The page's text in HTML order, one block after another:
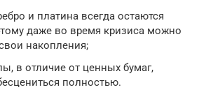
и платина всегда остаются
даже во время кризиса можно
накопления;
в отличие от ценных бумаг,
полностью.